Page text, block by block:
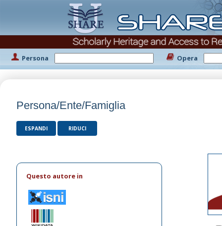
Persona Opera
Persona/Ente/Famiglia
ESPANDI RIDUCI
Questo autore in